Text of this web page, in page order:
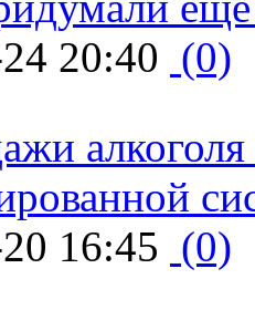
20:40 (0)
16:45 (0)